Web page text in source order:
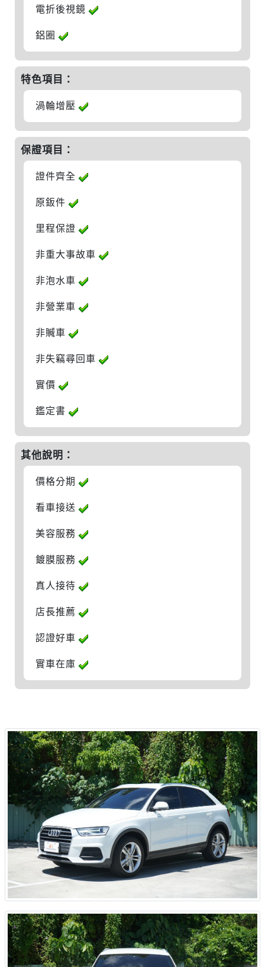
電折後視鏡
鋁圈
特色項目：
渦輪增壓
保證項目：
證件齊全
原鈑件
里程保證
非重大事故車
非泡水車
非營業車
非贓車
非失竊尋回車
實價
鑑定書
其他說明：
價格分期
看車接送
美容服務
鍍膜服務
真人接待
店長推薦
認證好車
實車在庫